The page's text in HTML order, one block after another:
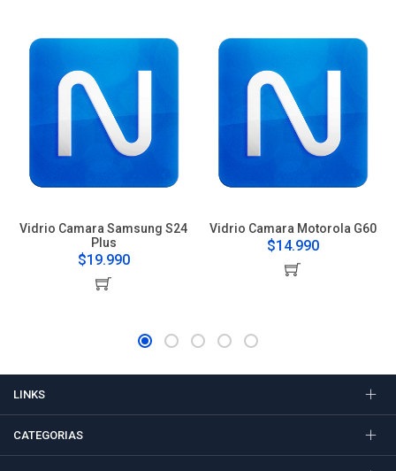
Vidrio Camara Samsung S24
Plus
$19.990
Vidrio Camara Motorola G60
$14.990
LINKS
CATEGORIAS